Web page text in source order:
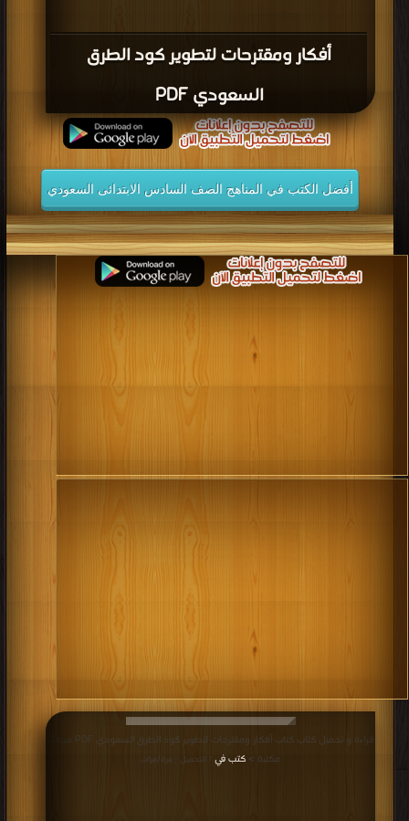
أفكار ومقترحات لتطوير كود الطرق
السعودي PDF
أفضل الكتب في المناهج الصف السادس الابتدائى السعودي
قراءة و تحميل كتاب كتاب أفكار ومقترحات لتطوير كود الطرق السعودي PDF مجانا |
مكتبة > كتب في | التحميل : مرة/مرات